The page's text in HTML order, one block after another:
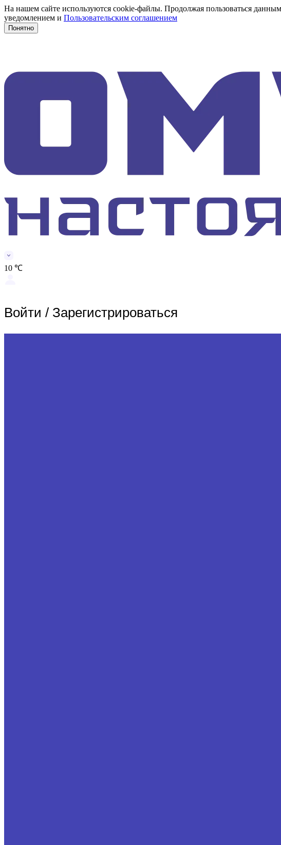
На нашем сайте используются cookie-файлы. Продолжая пользоваться
уведомлением и Пользовательским соглашением
Понятно
10 ℃
Войти / Зарегистрироваться